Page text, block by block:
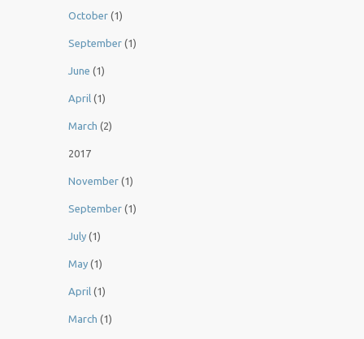
October (1)
September (1)
June (1)
April (1)
March (2)
2017
November (1)
September (1)
July (1)
May (1)
April (1)
March (1)